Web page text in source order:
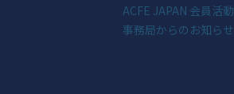
ACFE JAPAN 会員活動
事務局からのお知らせ